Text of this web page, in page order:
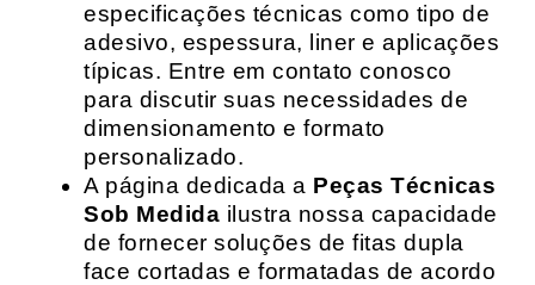
especificações técnicas como tipo de
adesivo, espessura, liner e aplicações
típicas. Entre em contato conosco
para discutir suas necessidades de
dimensionamento e formato
personalizado.
A página dedicada a Peças Técnicas
Sob Medida ilustra nossa capacidade
de fornecer soluções de fitas dupla
face cortadas e formatadas de acordo